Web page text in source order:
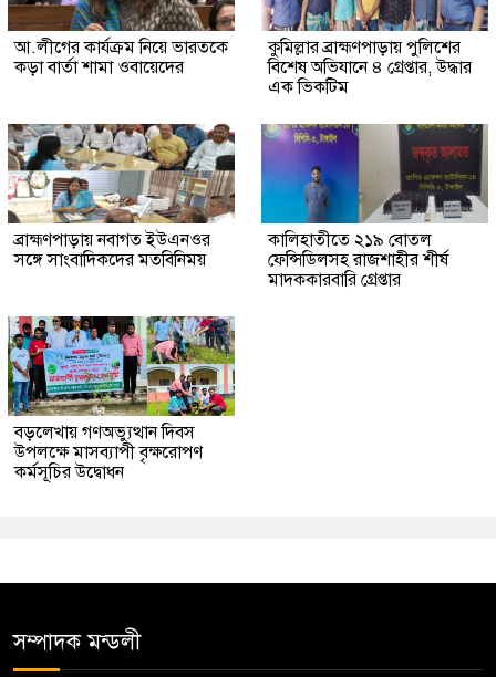
আ.লীগের কার্যক্রম নিয়ে ভারতকে
কড়া বার্তা শামা ওবায়েদের
কুমিল্লার ব্রাহ্মণপাড়ায় পুলিশের
বিশেষ অভিযানে ৪ গ্রেপ্তার, উদ্ধার
এক ভিকটিম
ব্রাহ্মণপাড়ায় নবাগত ইউএনওর
সঙ্গে সাংবাদিকদের মতবিনিময়
কালিহাতীতে ২১৯ বোতল
ফেন্সিডিলসহ রাজশাহীর শীর্ষ
মাদককারবারি গ্রেপ্তার
বড়লেখায় গণঅভ্যুত্থান দিবস
উপলক্ষে মাসব্যাপী বৃক্ষরোপণ
কর্মসূচির উদ্বোধন
সম্পাদক মন্ডলী